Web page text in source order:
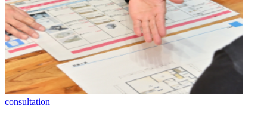
consultation